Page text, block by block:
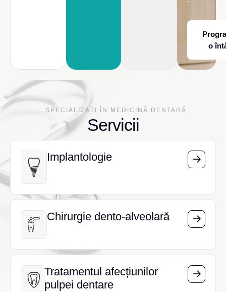
o
SPECIALIZAȚI ÎN MEDICINĂ DENTARĂ
Servicii
Implantologie
Implantologie
Chirurgie dento-alveolară
Chirurgie dento-alveolară
Tratamentul afecțiunilor
pulpei dentare
Tratamentul afecțiunilor
pulpei dentare